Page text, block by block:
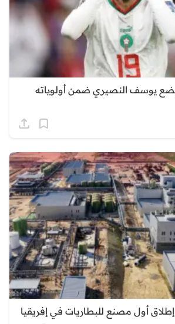
يوسف النصيري ضمن أولوياته
أول مصنع للبطاريات في إفريقيا